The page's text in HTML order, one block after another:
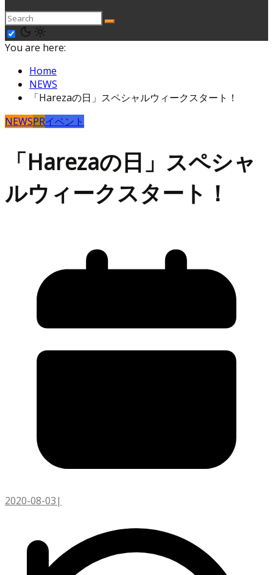
You are here:
Home
NEWS
「Harezaの日」スペシャルウィークスタート！
NEWSPRイベント
「Harezaの日」スペシャ
ルウィークスタート！
2020-08-03|